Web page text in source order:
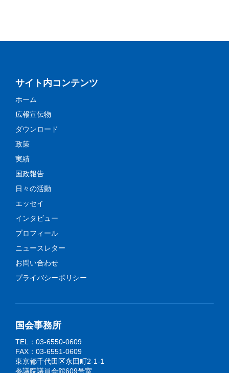
サイト内コンテンツ
ホーム
広報宣伝物
ダウンロード
政策
実績
国政報告
日々の活動
エッセイ
インタビュー
プロフィール
ニュースレター
お問い合わせ
プライバシーポリシー
国会事務所
TEL：03-6550-0609
FAX：03-6551-0609
東京都千代田区永田町2-1-1
参議院議員会館609号室